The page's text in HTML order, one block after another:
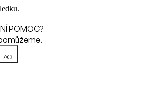
POMOC?